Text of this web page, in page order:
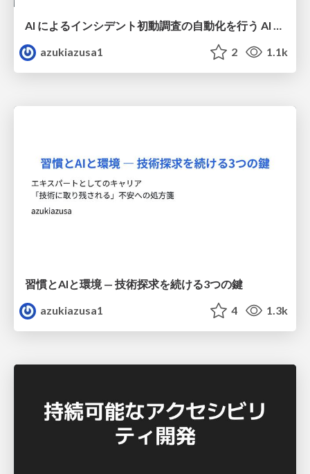
AI によるインシデント初動調査の自動化を行う AI インシデントコマンダーを作った話
azukiazusa1
2 1.1k
習慣とAIと環境 — 技術探求を続ける3つの鍵
azukiazusa1
4 1.3k